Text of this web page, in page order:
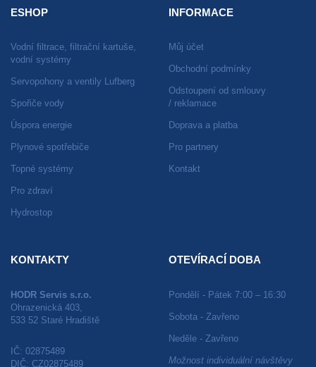
ESHOP
Vodní filtrace, filtrační kartuše,
vodní systémy
Servopohony a ventily Lufberg
Spořiče vody
Úspora energie
Plynové spotřebiče
Topné systémy
Pro zdraví
Hydrostop
INFORMACE
Můj účet
Obchodní podmínky
Odstoupení od smlouvy
/ reklamace
Doprava a platba
Pro partnery
Kontakt
KONTAKTY
HODR Servis s.r.o.
Ohrazenická 403,
533 52 Staré Hradiště
IČ: 02875489
DIČ: CZ02875489
OTEVÍRACÍ DOBA
Pondělí - Pátek 7:00 – 16:30
Sobota - Zavřeno
Neděle - Zavřeno
Možnost individuální návštěvy